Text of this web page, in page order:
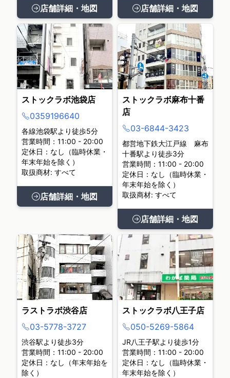
店舗詳細・地図 店舗詳細・地図
ストックラボ池袋店
0359196640
各線池袋駅より徒歩5分
営業時間：11:00 - 20:00
定休日：なし（臨時休業・
年末年始を除く）
取扱商材: すべて
店舗詳細・地図
ストックラボ麻布十番
店
03-6844-3423
都営地下鉄大江戸線 麻布
十番駅より徒歩3分
営業時間：11:00 - 20:00
定休日：なし（臨時休業・
年末年始を除く）
取扱商材: すべて
店舗詳細・地図
ラストラボ渋谷店
03-5778-3727
渋谷駅より徒歩3分
営業時間：11:00 - 20:00
定休日：なし（年末年始を
除く）
ストックラボ八王子店
050-5269-5864
JR八王子駅より徒歩1分
営業時間：11:00 - 20:00
定休日：なし（臨時休業・
年末年始を除く）